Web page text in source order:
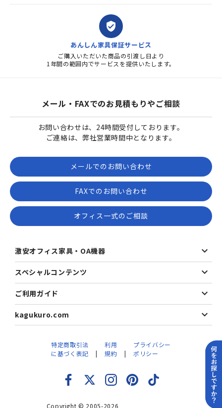
verified_user
あんしん家具保証サービス
ご購入いただいた商品の引渡し日より
1年間の範囲内でサービスを提供いたします。
メール・FAXでのお見積もりやご相談
お問い合わせは、24時間受付しております。
ご連絡は、弊社営業時間中となります。
メールでのお問い合わせ
FAXでのお問い合わせ
オフィス一式のご相談
激安オフィス家具・OA機器
スペシャルコンテンツ
ご利用ガイド
kagukuro.com
Copyright © 2005-2026
特定商取引法
に基づく表記
利用
規約
プライバシー
ポリシー